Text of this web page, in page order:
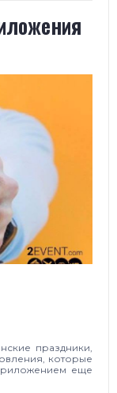
праздники,
которые
еще